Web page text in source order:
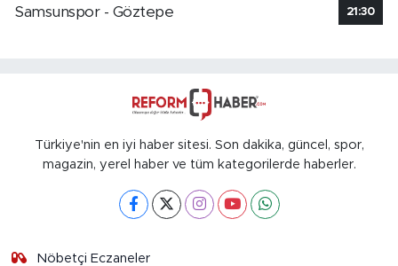
Samsunspor - Göztepe
21:30
Türkiye'nin en iyi haber sitesi. Son dakika, güncel, spor,
magazin, yerel haber ve tüm kategorilerde haberler.
Nöbetçi Eczaneler